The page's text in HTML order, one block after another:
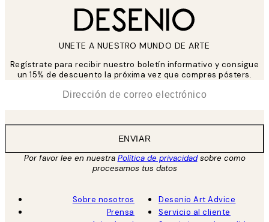
UNETE A NUESTRO MUNDO DE ARTE
Regístrate para recibir nuestro boletín informativo y consigue
un 15% de descuento la próxima vez que compres pósters.
ENVIAR
Por favor lee en nuestra Política de privacidadsobre como
procesamos tus datos
Sobre nosotros
Prensa
Desenio Art Advice
Servicio al cliente